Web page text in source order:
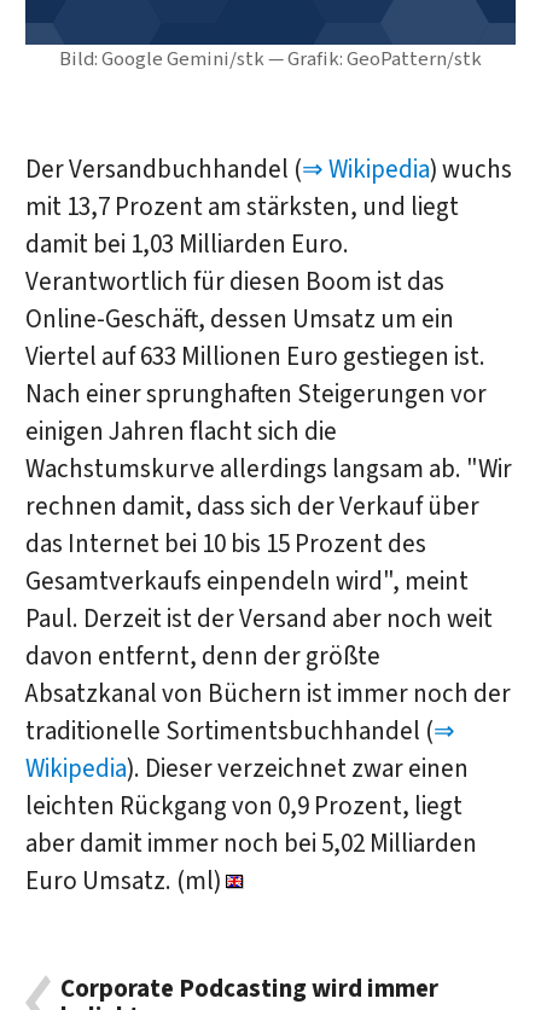
Bild: Google Gemini/stk — Grafik: GeoPattern/stk
Der Versandbuchhandel (⇒ Wikipedia) wuchs
mit 13,7 Prozent am stärksten, und liegt
damit bei 1,03 Milliarden Euro.
Verantwortlich für diesen Boom ist das
Online-Geschäft, dessen Umsatz um ein
Viertel auf 633 Millionen Euro gestiegen ist.
Nach einer sprunghaften Steigerungen vor
einigen Jahren flacht sich die
Wachstumskurve allerdings langsam ab. "Wir
rechnen damit, dass sich der Verkauf über
das Internet bei 10 bis 15 Prozent des
Gesamtverkaufs einpendeln wird", meint
Paul. Derzeit ist der Versand aber noch weit
davon entfernt, denn der größte
Absatzkanal von Büchern ist immer noch der
traditionelle Sortimentsbuchhandel (⇒
Wikipedia). Dieser verzeichnet zwar einen
leichten Rückgang von 0,9 Prozent, liegt
aber damit immer noch bei 5,02 Milliarden
Euro Umsatz. (ml)
Corporate Podcasting wird immer